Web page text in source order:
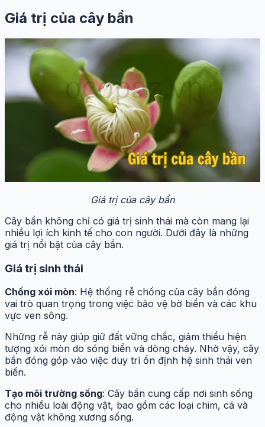
Giá trị của cây bần
Giá trị của cây bần
Cây bần không chỉ có giá trị sinh thái mà còn mang lại
nhiều lợi ích kinh tế cho con người. Dưới đây là những
giá trị nổi bật của cây bần.
Giá trị sinh thái
Chống xói mòn: Hệ thống rễ chống của cây bần đóng
vai trò quan trọng trong việc bảo vệ bờ biển và các khu
vực ven sông.
Những rễ này giúp giữ đất vững chắc, giảm thiểu hiện
tượng xói mòn do sóng biển và dòng chảy. Nhờ vậy, cây
bần đóng góp vào việc duy trì ổn định hệ sinh thái ven
biển.
Tạo môi trường sống: Cây bần cung cấp nơi sinh sống
cho nhiều loài động vật, bao gồm các loại chim, cá và
động vật không xương sống.